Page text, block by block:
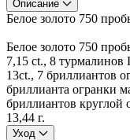
Описание
Белое золото 750
Белое золото 750
7,15 ct., 8
13ct., 7 бриллиантов
бриллианта огранки
бриллиантов круглой
13,44 г.
Уход